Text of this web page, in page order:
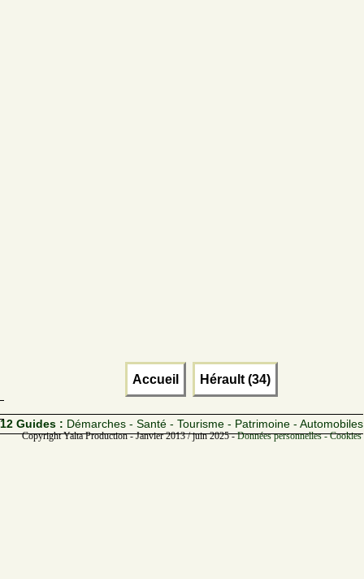
Accueil Hérault (34)
12 Guides : Démarches - Santé - Tourisme - Patrimoine - Automobiles
Copyright Yalta Production - Janvier 2013 / juin 2025 -Données personnelles -